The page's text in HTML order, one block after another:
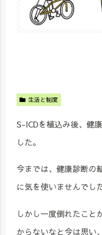
生活と制度
S-ICDを植込み後、健
した。
今までは、健康診断の
に気を使いませんでした
しかし一度倒れたこと
からないなと今は思い